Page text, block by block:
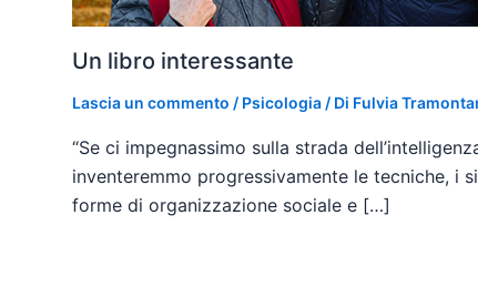
Un libro interessante
Lascia un commento / Psicologia/ Di Fulvia
“Se ci impegnassimo sulla strada
inventeremmo progressivamente le tecniche, i
forme di organizzazione sociale e […]